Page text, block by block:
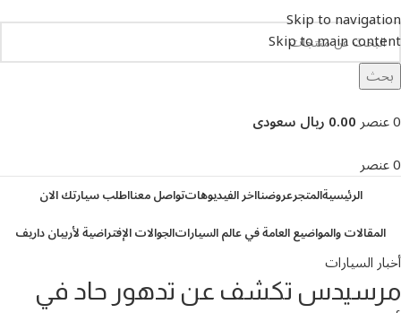
Skip to navigation
Skip to main content
بحث
0عنصر0.00 ريال سعودى
0عنصر
الرئيسيةالمتجرعروضنااخر الفيديوهاتتواصل معنااطلب سيارتك الان
المقالات والمواضيع العامة في عالم السياراتالجوالات الإفتراضية لأربيان داريف
أخبار السيارات
مرسيدس تكشف عن تدهور حاد في